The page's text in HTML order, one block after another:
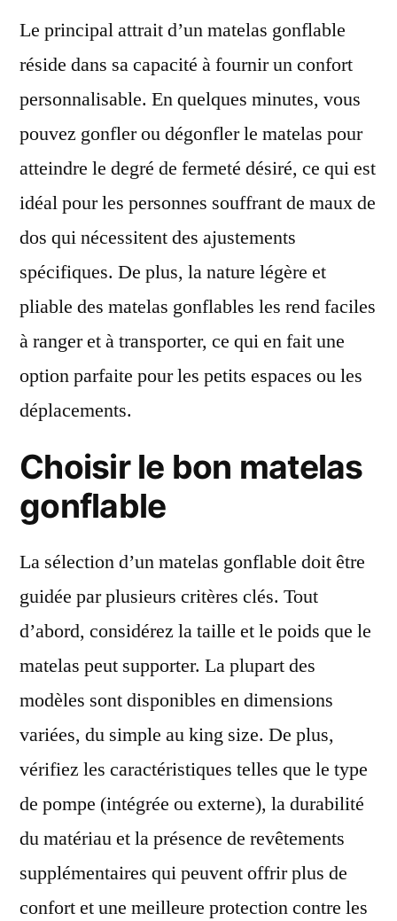
Le principal attrait d’un matelas gonflable
réside dans sa capacité à fournir un confort
personnalisable. En quelques minutes, vous
pouvez gonfler ou dégonfler le matelas pour
atteindre le degré de fermeté désiré, ce qui est
idéal pour les personnes souffrant de maux de
dos qui nécessitent des ajustements
spécifiques. De plus, la nature légère et
pliable des matelas gonflables les rend faciles
à ranger et à transporter, ce qui en fait une
option parfaite pour les petits espaces ou les
déplacements.
Choisir le bon matelas
gonflable
La sélection d’un matelas gonflable doit être
guidée par plusieurs critères clés. Tout
d’abord, considérez la taille et le poids que le
matelas peut supporter. La plupart des
modèles sont disponibles en dimensions
variées, du simple au king size. De plus,
vérifiez les caractéristiques telles que le type
de pompe (intégrée ou externe), la durabilité
du matériau et la présence de revêtements
supplémentaires qui peuvent offrir plus de
confort et une meilleure protection contre les